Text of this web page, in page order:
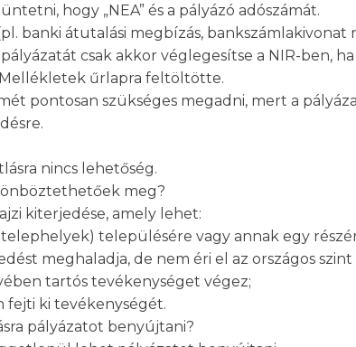
hogy „NEA” és a pályázó adószámát.
banki átutalási megbízás, bankszámlakivonat
csak akkor véglegesítse a NIR-ben,
űrlapra feltöltötte.
pontosan szükséges megadni, mert a
nincs lehetőség.
meg?
kiterjedése, amely lehet:
településére vagy annak egy
meghaladja, de nem éri el az országos
tartós tevékenységet végez;
fejti ki tevékenységét.
pályázatot benyújtani?